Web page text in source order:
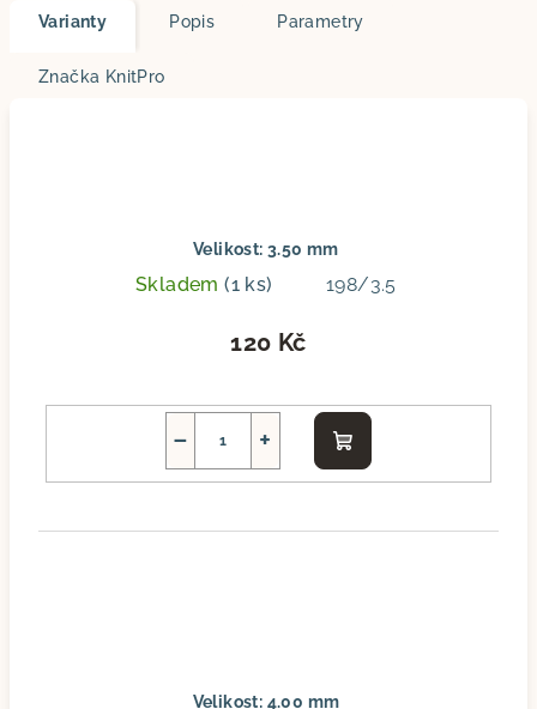
Varianty Popis Parametry
Značka KnitPro
Velikost: 3.50 mm
Skladem(1 ks) 198/3.5
120 Kč
+
−
Do
košíku
Velikost: 4.00 mm